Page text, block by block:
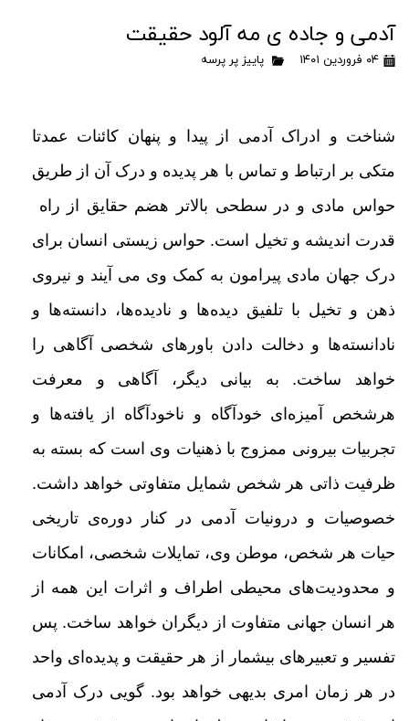
آدمی و جاده ی مه آلود حقیقت
۰۴ فروردین ۱۴۰۱ پاییز پر پرسه
شناخت و ادراک آدمی از پیدا و پنهان کائنات عمدتا
متکی بر ارتباط و تماس با هر پدیده و درک آن از طریق
حواس مادی و در سطحی بالاتر هضم حقایق از راه
قدرت اندیشه و تخیل
است. حواس زیستی انسان برای
درک جهان مادی پیرامون به کمک وی می آیند و نیروی
ذهن و تخیل با تلفیق دیده‌ها و نادیده‌ها، دانسته‌ها و
نادانسته‌ها و دخالت دادن باورهای شخصی آگاهی را
خواهد ساخت. به بیانی دیگر، آگاهی و معرفت
هرشخص آمیزه‌ای خودآگاه و ناخودآگاه از یافته‌ها و
تجربیات بیرونی ممزوج با ذهنیات وی است که بسته به
ظرفیت ذاتی هر شخص شمایل متفاوتی خواهد داشت.
خصوصیات و درونیات آدمی در کنار دوره‌ی تاریخی
حیات هر شخص، موطن وی، تمایلات شخصی،
امکانات
و محدودیت‌های محیطی اطراف و اثرات این همه از
هر انسان جهانی متفاوت از دیگران خواهد ساخت. پس
تفسیر و تعبیرهای بیشمار از هر حقیقت و پدیده‌ای واحد
در هر زمان امری بدیهی خواهد بود. گویی درک آدمی